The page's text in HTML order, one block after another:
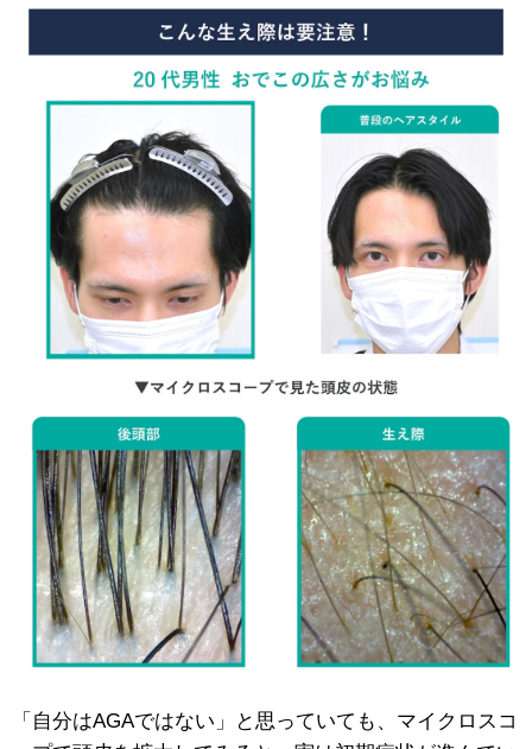
「自分はAGAではない」と思っていても、マイクロスコ